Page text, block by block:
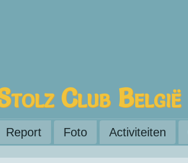
Club België
Report Foto Activiteiten